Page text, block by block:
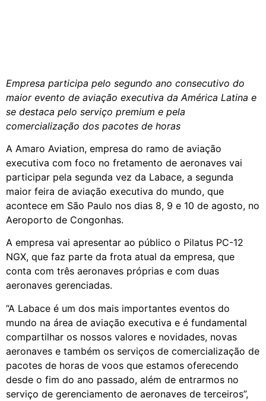
Empresa participa pelo segundo ano consecutivo do
maior evento de aviação executiva da América Latina e
se destaca pelo serviço premium e pela
comercialização dos pacotes de horas
A Amaro Aviation, empresa do ramo de aviação
executiva com foco no fretamento de aeronaves vai
participar pela segunda vez da Labace, a segunda
maior feira de aviação executiva do mundo, que
acontece em São Paulo nos dias 8, 9 e 10 de agosto, no
Aeroporto de Congonhas.
A empresa vai apresentar ao público o Pilatus PC-12
NGX, que faz parte da frota atual da empresa, que
conta com três aeronaves próprias e com duas
aeronaves gerenciadas.
“A Labace é um dos mais importantes eventos do
mundo na área de aviação executiva e é fundamental
compartilhar os nossos valores e novidades, novas
aeronaves e também os serviços de comercialização de
pacotes de horas de voos que estamos oferecendo
desde o fim do ano passado, além de entrarmos no
serviço de gerenciamento de aeronaves de terceiros”,